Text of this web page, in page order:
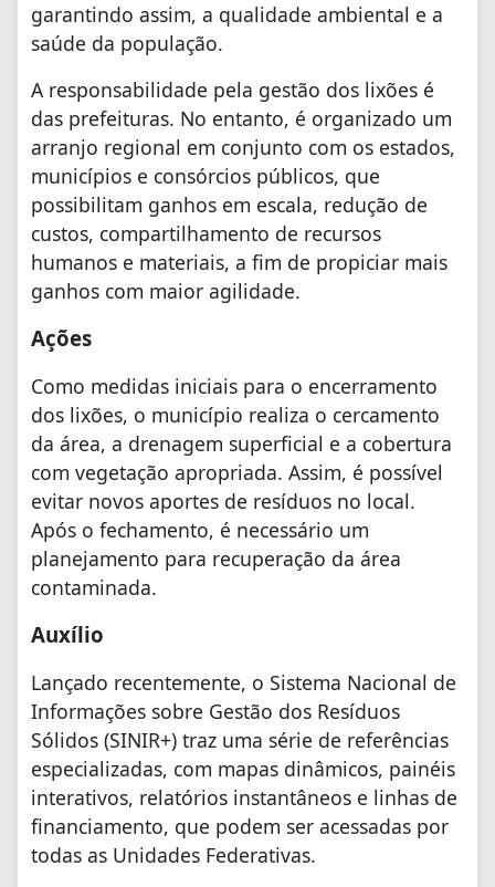
garantindo assim, a qualidade ambiental e a
saúde da população.
A responsabilidade pela gestão dos lixões é
das prefeituras. No entanto, é organizado um
arranjo regional em conjunto com os estados,
municípios e consórcios públicos, que
possibilitam ganhos em escala, redução de
custos, compartilhamento de recursos
humanos e materiais, a fim de propiciar mais
ganhos com maior agilidade.
Ações
Como medidas iniciais para o encerramento
dos lixões, o município realiza o cercamento
da área, a drenagem superficial e a cobertura
com vegetação apropriada. Assim, é possível
evitar novos aportes de resíduos no local.
Após o fechamento, é necessário um
planejamento para recuperação da área
contaminada.
Auxílio
Lançado recentemente, o Sistema Nacional de
Informações sobre Gestão dos Resíduos
Sólidos (SINIR+) traz uma série de referências
especializadas, com mapas dinâmicos, painéis
interativos, relatórios instantâneos e linhas de
financiamento, que podem ser acessadas por
todas as Unidades Federativas.